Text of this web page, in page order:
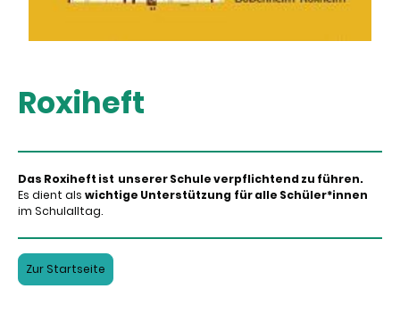
Roxiheft
Das Roxiheft ist unserer Schule verpflichtend zu führen.
Es dient als wichtige Unterstützung für alle Schüler*innen
im Schulalltag.
Zur Startseite